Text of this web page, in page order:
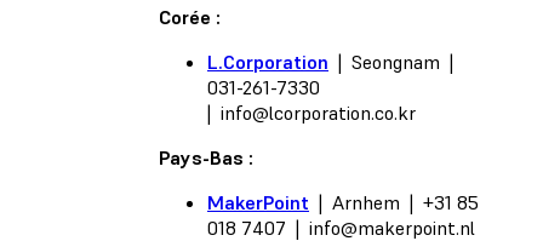
Corée :
L.Corporation | Seongnam |
031-261-7330
| info@lcorporation.co.kr
Pays-Bas :
MakerPoint | Arnhem | +31 85
018 7407 | info@makerpoint.nl